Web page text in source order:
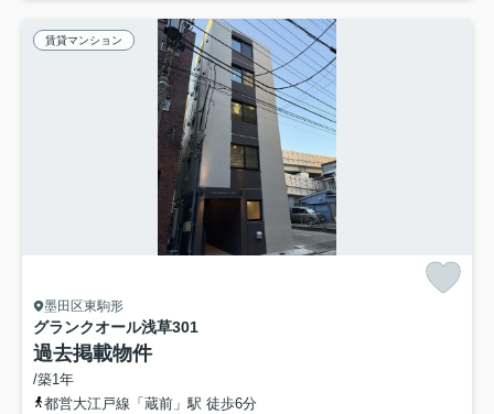
賃貸マンション
墨田区東駒形
グランクオール浅草301
過去掲載物件
/築1年
都営大江戸線「蔵前」駅 徒歩6分